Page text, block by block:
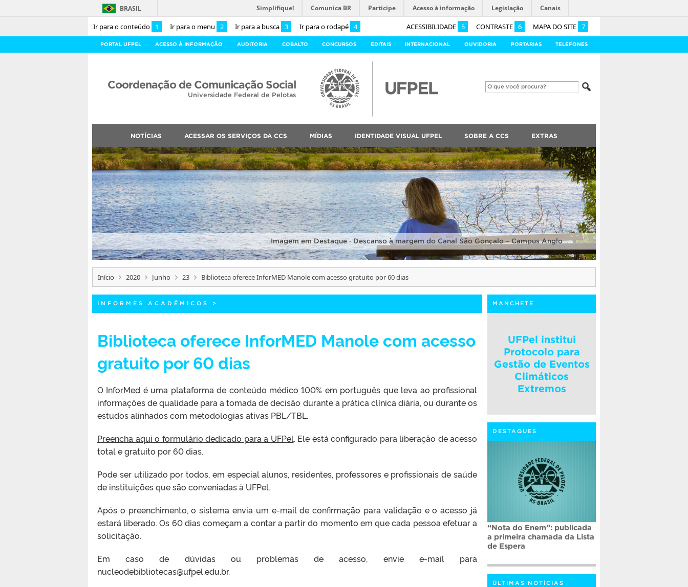
Ir para o conteúdo 1 Ir para o menu 2 Ir para a busca 3 Ir para o rodapé 4 ACESSIBILIDADE 5 CONTRASTE 6 MAPA DO SITE 7
BRASIL Simplifique! Comunica BR Participe Acesso à informação Legislação Canais
PORTAL UFPEL ACESSO À INFORMAÇÃO AUDITORIA COBALTO CONCURSOS EDITAIS INTERNACIONAL OUVIDORIA PORTARIAS TELEFONES
Coordenação de Comunicação Social
Universidade Federal de Pelotas
NOTÍCIAS ACESSAR OS SERVIÇOS DA CCS MÍDIAS IDENTIDADE VISUAL UFPEL SOBRE A CCS EXTRAS
Imagem em Destaque · Descanso à margem do Canal São Gonçalo – Campus Anglo
Início 2020 Junho 23 Biblioteca oferece InforMED Manole com acesso gratuito por 60 dias
INFORMES ACADÊMICOS >
Biblioteca oferece InforMED Manole com acesso
gratuito por 60 dias
O InforMed é uma plataforma de conteúdo médico 100% em português que leva ao profissional
informações de qualidade para a tomada de decisão durante a prática clínica diária, ou durante os
estudos alinhados com metodologias ativas PBL/TBL.
Preencha aqui o formulário dedicado para a UFPel. Ele está configurado para liberação de acesso
total e gratuito por 60 dias.
Pode ser utilizado por todos, em especial alunos, residentes, professores e profissionais de saúde
de instituições que são conveniadas à UFPel.
Após o preenchimento, o sistema envia um e-mail de confirmação para validação e o acesso já
estará liberado. Os 60 dias começam a contar a partir do momento em que cada pessoa efetuar a
solicitação.
Em caso de dúvidas ou problemas de acesso, envie e-mail para
nucleodebibliotecas@ufpel.edu.br.
MANCHETE
UFPel institui
Protocolo para
Gestão de Eventos
Climáticos
Extremos
DESTAQUES
“Nota do Enem”: publicada
a primeira chamada da Lista
de Espera
ÚLTIMAS NOTÍCIAS